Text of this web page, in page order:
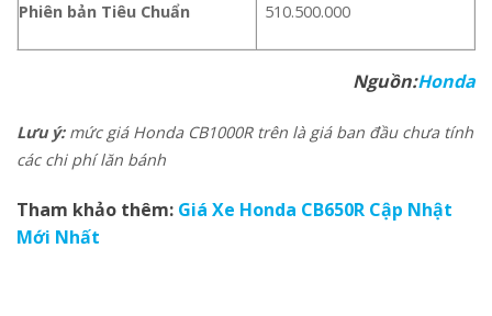
Phiên bản Tiêu Chuẩn 510.500.000
Nguồn:Honda
Lưu ý:mức giá Honda CB1000R trên là giá ban đầu chưa tính
các chi phí lăn bánh
Tham khảo thêm: Giá Xe Honda CB650R Cập Nhật
Mới Nhất